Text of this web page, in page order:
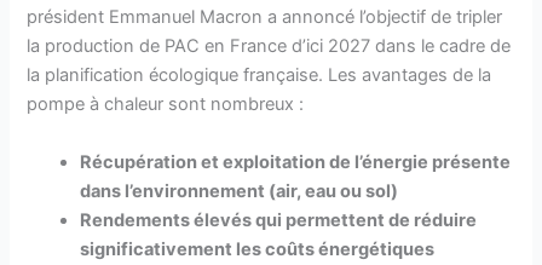
président Emmanuel Macron a annoncé l’objectif de tripler
la production de PAC en France d’ici 2027 dans le cadre de
la planification écologique française. Les avantages de la
pompe à chaleur sont nombreux :
Récupération et exploitation de l’énergie présente
dans l’environnement (air, eau ou sol)
Rendements élevés qui permettent de réduire
significativement les coûts énergétiques